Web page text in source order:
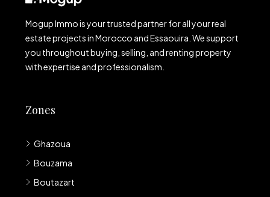
Mogup Immo is your trusted partner for all your real
estate projects in Morocco and Essaouira. We support
you throughout buying, selling, and renting property
with expertise and professionalism.
Zones
Ghazoua
Bouzama
Boutazart